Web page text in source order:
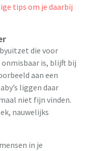
tips om je daarbij
die voor
is, blijft bij
aan een
liggen daar
niet fijn vinden.
nauwelijks
in je